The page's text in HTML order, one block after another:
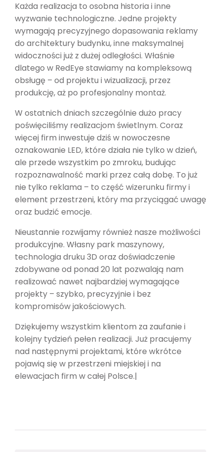
Każda realizacja to osobna historia i inne
wyzwanie technologiczne. Jedne projekty
wymagają precyzyjnego dopasowania reklamy
do architektury budynku, inne maksymalnej
widoczności już z dużej odległości. Właśnie
dlatego w RedEye stawiamy na kompleksową
obsługę – od projektu i wizualizacji, przez
produkcję, aż po profesjonalny montaż.
W ostatnich dniach szczególnie dużo pracy
poświęciliśmy realizacjom świetlnym. Coraz
więcej firm inwestuje dziś w nowoczesne
oznakowanie LED, które działa nie tylko w dzień,
ale przede wszystkim po zmroku, budując
rozpoznawalność marki przez całą dobę. To już
nie tylko reklama – to część wizerunku firmy i
element przestrzeni, który ma przyciągać uwagę
oraz budzić emocje.
Nieustannie rozwijamy również nasze możliwości
produkcyjne. Własny park maszynowy,
technologia druku 3D oraz doświadczenie
zdobywane od ponad 20 lat pozwalają nam
realizować nawet najbardziej wymagające
projekty – szybko, precyzyjnie i bez
kompromisów jakościowych.
Dziękujemy wszystkim klientom za zaufanie i
kolejny tydzień pełen realizacji. Już pracujemy
nad następnymi projektami, które wkrótce
pojawią się w przestrzeni miejskiej i na
elewacjach firm w całej Polsce.|